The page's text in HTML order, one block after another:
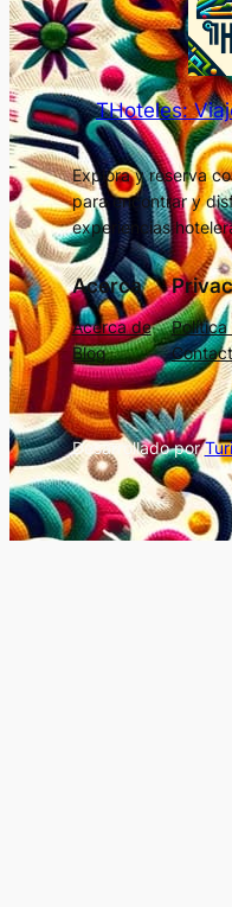
THoteles:
Explora y reserva
para encontrar y
experiencias
Acerca
Acerca de
Blog
Desarrollado por